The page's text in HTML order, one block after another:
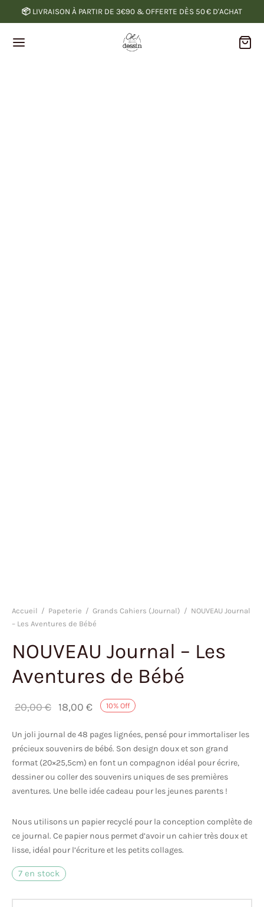
📦 LIVRAISON À PARTIR DE 3€90 & OFFERTE DÈS 50 € D'ACHAT
Accueil / Papeterie / Grands Cahiers (Journal) / NOUVEAU Journal
– Les Aventures de Bébé
NOUVEAU Journal – Les
Aventures de Bébé
10% Off
20,00€ Le prix
20,00 €.
18,00 € Le prix
est :
18,00 €.
Un joli journal de 48 pages lignées, pensé pour immortaliser les
précieux souvenirs de bébé. Son design doux et son grand
format (20×25,5cm) en font un compagnon idéal pour écrire,
dessiner ou coller des souvenirs uniques de ses premières
aventures. Une belle idée cadeau pour les jeunes parents !
Nous utilisons un papier recyclé pour la conception complète de
ce journal. Ce papier nous permet d’avoir un cahier très doux et
lisse, idéal pour l’écriture et les petits collages.
7 en stock